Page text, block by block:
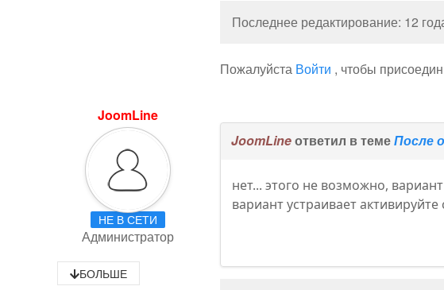
Последнее редактирование: 12
Пожалуйста Войти , чтобы
JoomLine
НЕ В СЕТИ
Администратор
БОЛЬШЕ
JoomLineответил в темеПосле
нет... этого не возможно,
вариант устраивает